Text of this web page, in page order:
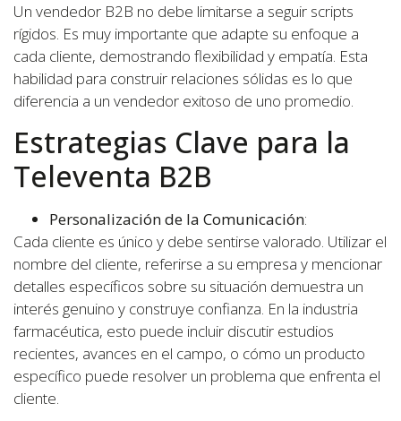
Un vendedor B2B no debe limitarse a seguir scripts
rígidos. Es muy importante que adapte su enfoque a
cada cliente, demostrando flexibilidad y empatía. Esta
habilidad para construir relaciones sólidas es lo que
diferencia a un vendedor exitoso de uno promedio.
Estrategias Clave para la
Televenta B2B
Personalización de la Comunicación:
Cada cliente es único y debe sentirse valorado. Utilizar el
nombre del cliente, referirse a su empresa y mencionar
detalles específicos sobre su situación demuestra un
interés genuino y construye confianza. En la industria
farmacéutica, esto puede incluir discutir estudios
recientes, avances en el campo, o cómo un producto
específico puede resolver un problema que enfrenta el
cliente.